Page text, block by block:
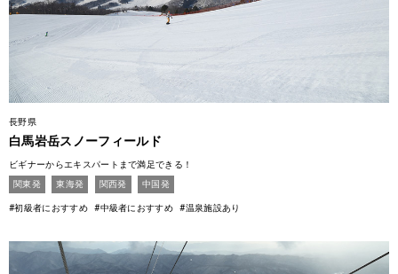
長野県
白馬岩岳スノーフィールド
ビギナーからエキスパートまで満足できる！
関東発
東海発 関西発 中国発
#初級者におすすめ #中級者におすすめ #温泉施設あり